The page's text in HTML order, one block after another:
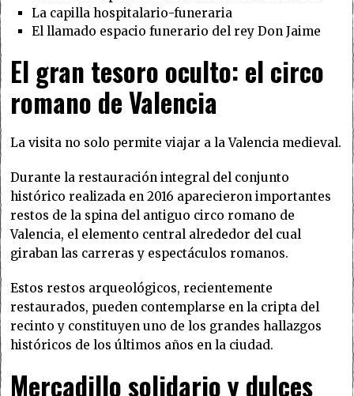
La capilla hospitalario-funeraria
El llamado espacio funerario del rey Don Jaime
El gran tesoro oculto: el circo
romano de Valencia
La visita no solo permite viajar a la Valencia medieval.
Durante la restauración integral del conjunto
histórico realizada en 2016 aparecieron importantes
restos de la spina del antiguo circo romano de
Valencia, el elemento central alrededor del cual
giraban las carreras y espectáculos romanos.
Estos restos arqueológicos, recientemente
restaurados, pueden contemplarse en la cripta del
recinto y constituyen uno de los grandes hallazgos
históricos de los últimos años en la ciudad.
Mercadillo solidario y dulces